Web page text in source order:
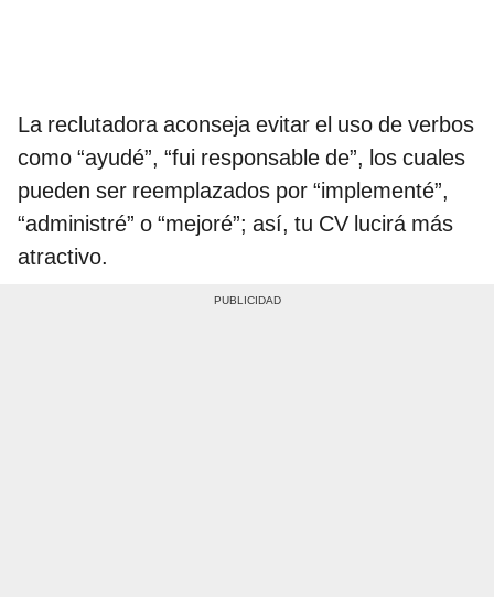
La reclutadora aconseja evitar el uso de verbos
como “ayudé”, “fui responsable de”, los cuales
pueden ser reemplazados por “implementé”,
“administré” o “mejoré”; así, tu CV lucirá más
atractivo.